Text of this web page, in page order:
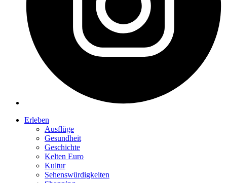
Erleben
Ausflüge
Gesundheit
Geschichte
Kelten Euro
Kultur
Sehenswürdigkeiten